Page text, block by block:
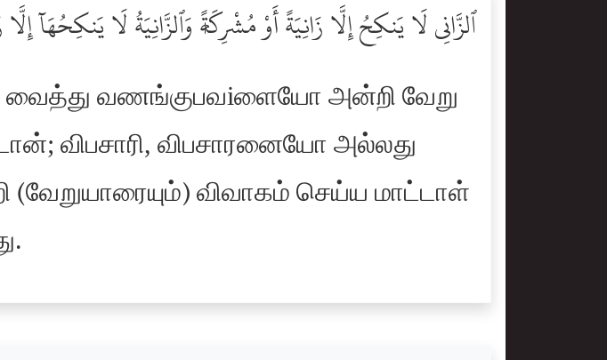
ٱلزَّانِى لَا يَنكِحُ إِلَّا زَانِيَةً أَوْ مُشْرِكَةًۭ وَٱلزَّانِيَةُ لَا يَنكِحُهَآ
வைத்து வணங்குபவiளையோ அன்றி வேறு
விபசாரி, விபசாரனையோ அல்லது
விவாகம் செய்ய மாட்டாள்